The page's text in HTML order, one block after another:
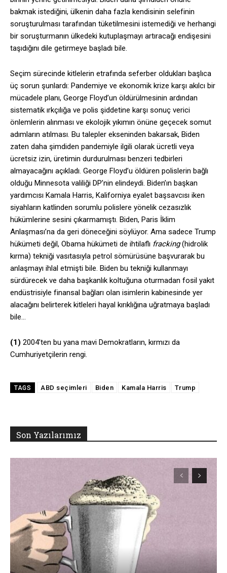
bakmak istediğini, ülkenin daha fazla kendisinin selefinin
soruşturulması tarafından tüketilmesini istemediği ve herhangi
bir soruşturmanın ülkedeki kutuplaşmayı artıracağı endişesini
taşıdığını dile getirmeye başladı bile.
Seçim sürecinde kitlelerin etrafında seferber oldukları başlıca
üç sorun şunlardı: Pandemiye ve ekonomik krize karşı akılcı bir
mücadele planı, George Floyd’un öldürülmesinin ardından
sistematik ırkçılığa ve polis şiddetine karşı sonuç verici
önlemlerin alınması ve ekolojik yıkımın önüne geçecek somut
adımların atılması. Bu talepler ekseninden bakarsak, Biden
zaten daha şimdiden pandemiyle ilgili olarak ücretli veya
ücretsiz izin, üretimin durdurulması benzeri tedbirleri
almayacağını açıkladı. George Floyd’u öldüren polislerin bağlı
olduğu Minnesota valiliği DP’nin elindeydi. Biden’ın başkan
yardımcısı Kamala Harris, Kaliforniya eyalet başsavcısı iken
siyahların katlinden sorumlu polislere yönelik cezasızlık
hükümlerine sesini çıkarmamıştı. Biden, Paris İklim
Anlaşması’na da geri döneceğini söylüyor. Ama sadece Trump
hükümeti değil, Obama hükümeti de ihtilaflı fracking(hidrolik
kırma) tekniği vasıtasıyla petrol sömürüsüne başvurarak bu
anlaşmayı ihlal etmişti bile. Biden bu tekniği kullanmayı
sürdürecek ve daha başkanlık koltuğuna oturmadan fosil yakıt
endüstrisiyle finansal bağları olan isimlerin kabinesinde yer
alacağını belirterek kitleleri hayal kırıklığına uğratmaya başladı
bile…
(1) 2004’ten bu yana mavi Demokratların, kırmızı da
Cumhuriyetçilerin rengi.
TAGS ABD seçimleri Biden Kamala Harris Trump
Son Yazılarımız